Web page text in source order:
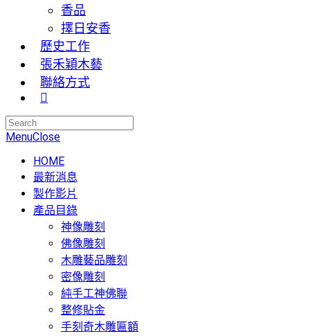
香品
擇日安香
歷史工作
張禾穎木藝
聯絡方式
MenuClose
HOME
最新消息
製作影片
產品目錄
神像雕刻
佛像雕刻
木雕藝品雕刻
密像雕刻
純手工神佛聯
整修貼金
手刻奇木雕匾額